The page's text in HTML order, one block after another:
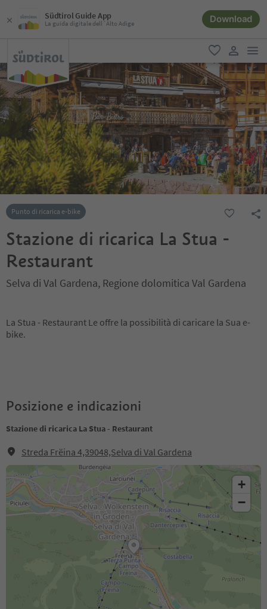
Südtirol Guide App
La guida digitale dell´Alto Adige Download
favoriti
user link
Punto di ricarica e-bike
Stazione di ricarica La Stua -
Restaurant
Selva di Val Gardena, Regione dolomitica Val Gardena
La Stua - Restaurant Le offre la possibilità di caricare la Sua e-
bike.
Posizione e indicazioni
Stazione di ricarica La Stua - Restaurant
Streda Frëina 4,39048,Selva di Val Gardena
+
−